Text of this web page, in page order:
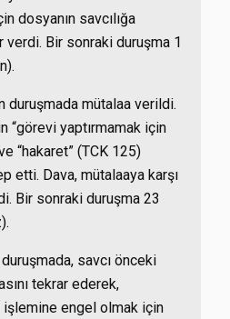
dosyanın savcılığa
Bir sonraki duruşma 1
duruşmada mütalaa verildi.
“görevi yaptırmamak için
“hakaret” (TCK 125)
etti. Dava, mütalaaya karşı
Bir sonraki duruşma 23
savcı önceki
tekrar ederek,
engel olmak için